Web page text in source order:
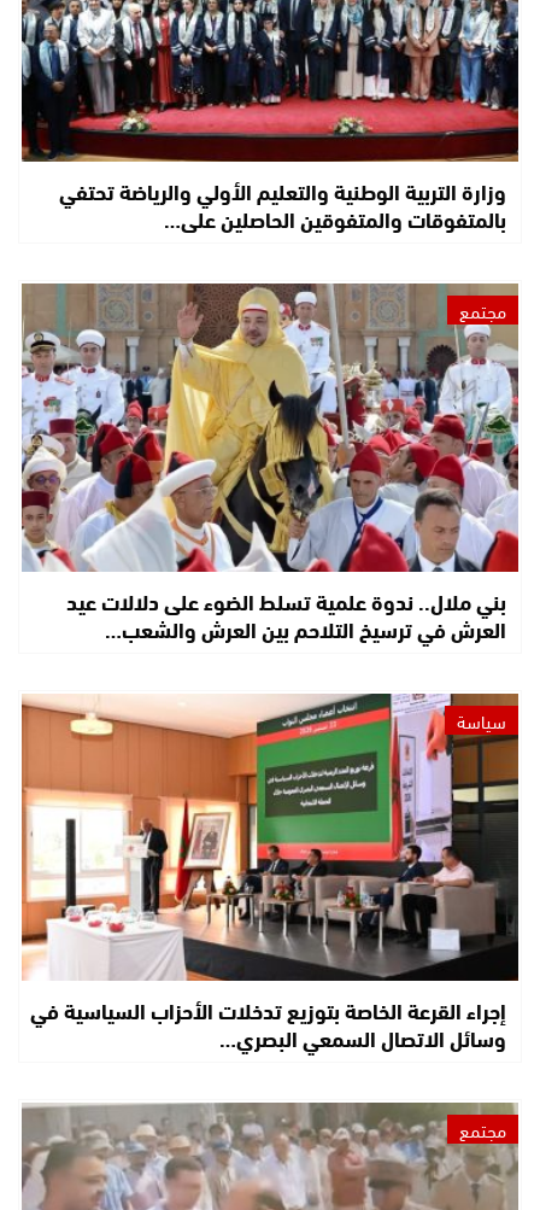
وزارة التربية الوطنية والتعليم الأولي والرياضة تحتفي
بالمتفوقات والمتفوقين الحاصلين على…
مجتمع
بني ملال.. ندوة علمية تسلط الضوء على دلالات عيد
العرش في ترسيخ التلاحم بين العرش والشعب…
سياسة
إجراء القرعة الخاصة بتوزيع تدخلات الأحزاب السياسية في
وسائل الاتصال السمعي البصري…
مجتمع